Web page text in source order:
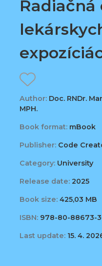
Radiačná
Author: Doc. RNDr.
MPH.
Book format: mBook
Publisher: Code
Category: University
Release date: 2025
Book size: 425,03 MB
ISBN: 978-80-88673-
Last update: 15. 4.